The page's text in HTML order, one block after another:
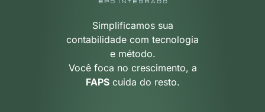
Simplificamos sua
contabilidade com tecnologia
e método.
Você foca no crescimento, a
FAPScuida do resto.